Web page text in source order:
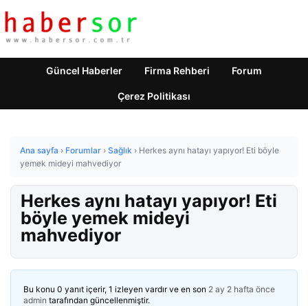
Güncel Haberler Firma Rehberi Forum
Çerez Politikası
Ana sayfa › Forumlar › Sağlık › Herkes aynı hatayı yapıyor! Eti böyle
yemek mideyi mahvediyor
Herkes aynı hatayı yapıyor! Eti
böyle yemek mideyi
mahvediyor
Bu konu 0 yanıt içerir, 1 izleyen vardır ve en son 2 ay 2 hafta önce
admin tarafından güncellenmiştir.